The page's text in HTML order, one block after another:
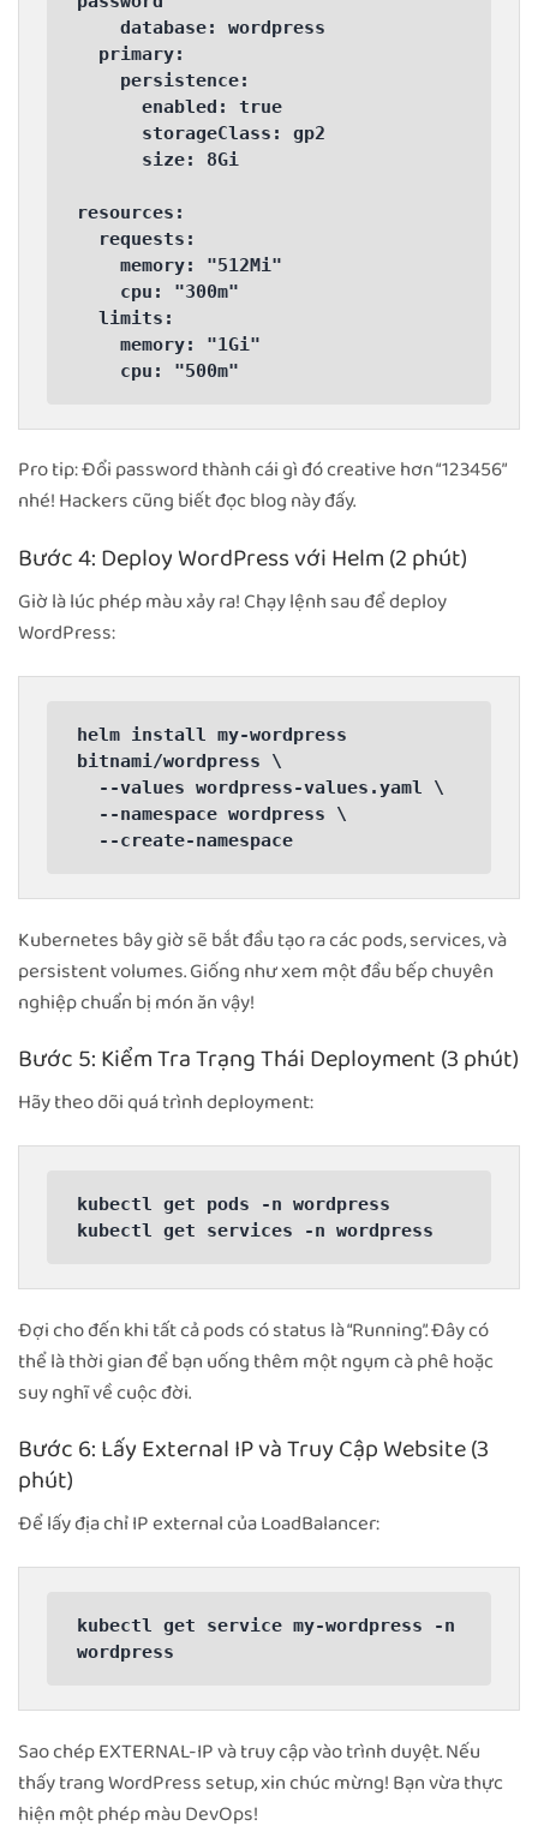
    database: wordpress
      enabled: true
resources:
    memory: "512Mi"
  limits:
    memory: "1Gi"
    cpu: "500m"
Pro tip: Đổi password thành cái gì đó creative hơn “123456”
nhé! Hackers cũng biết đọc blog này đấy.
Bước 4: Deploy WordPress với Helm (2 phút)
Giờ là lúc phép màu xảy ra! Chạy lệnh sau để deploy
WordPress:
helm install my-wordpress
bitnami/wordpress \
  --create-namespace
Kubernetes bây giờ sẽ bắt đầu tạo ra các pods, services, và
persistent volumes. Giống như xem một đầu bếp chuyên
nghiệp chuẩn bị món ăn vậy!
Bước 5: Kiểm Tra Trạng Thái Deployment (3 phút)
Hãy theo dõi quá trình deployment:
kubectl get pods -n wordpress
kubectl get services -n wordpress
Đợi cho đến khi tất cả pods có status là “Running”. Đây có
thể là thời gian để bạn uống thêm một ngụm cà phê hoặc
suy nghĩ về cuộc đời.
Bước 6: Lấy External IP và Truy Cập Website (3
phút)
Để lấy địa chỉ IP external của LoadBalancer:
kubectl get service my-wordpress -n
wordpress
Sao chép EXTERNAL-IP và truy cập vào trình duyệt. Nếu
thấy trang WordPress setup, xin chúc mừng! Bạn vừa thực
hiện một phép màu DevOps!